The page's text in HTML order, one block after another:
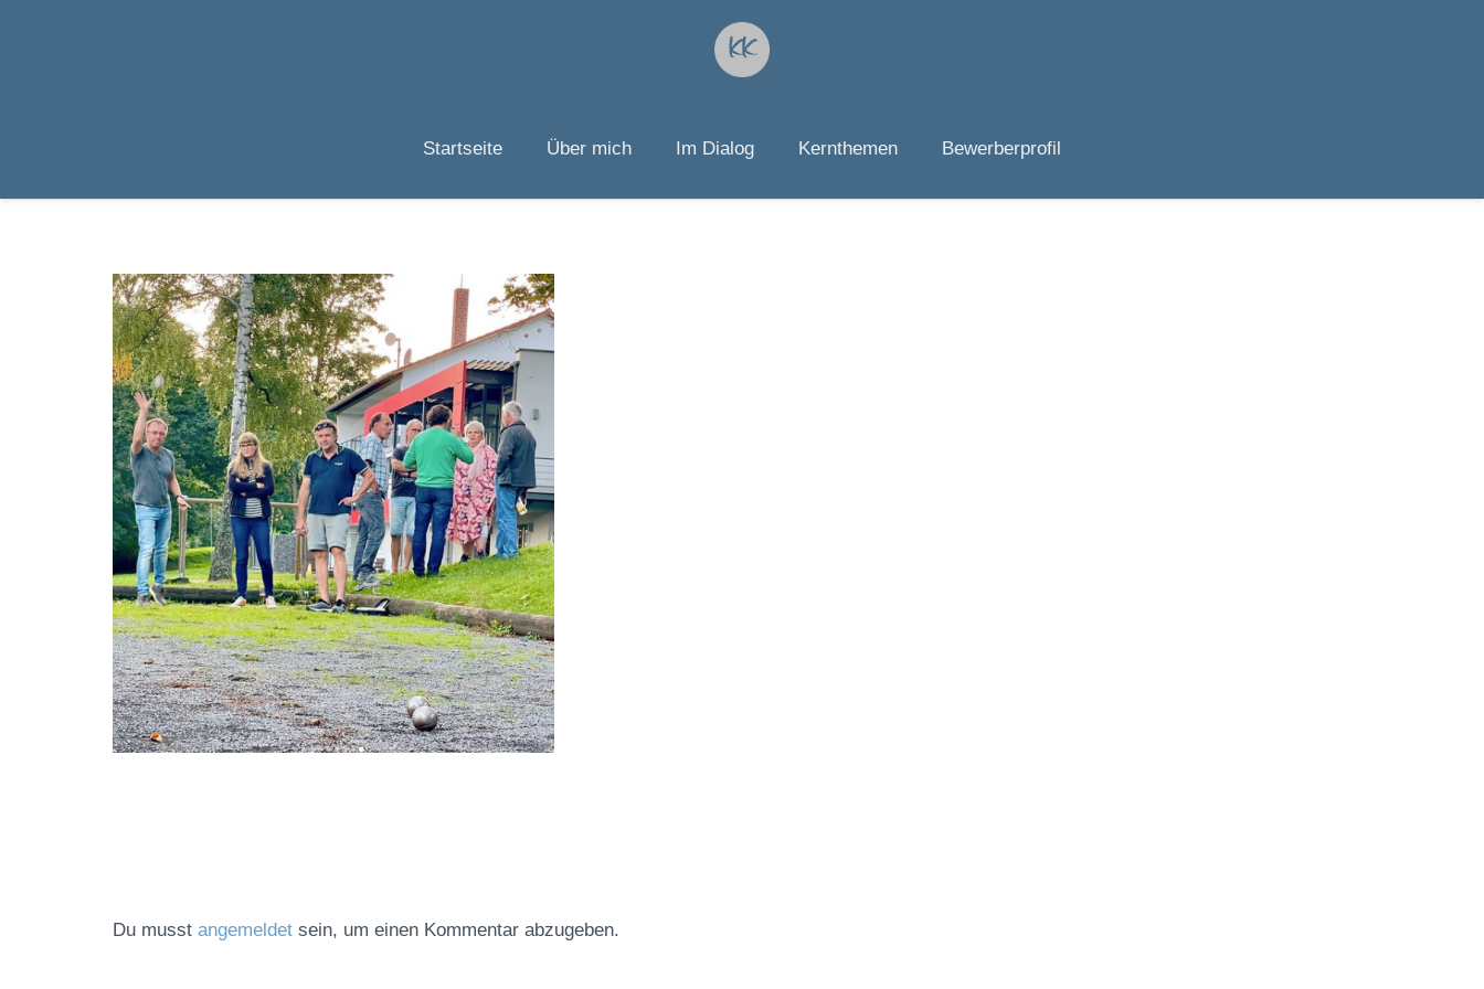
Startseite Über mich Im Dialog Kernthemen Bewerberprofil
Du musst angemeldet sein, um einen Kommentar abzugeben.